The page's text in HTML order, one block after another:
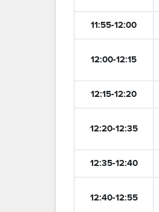
11:55-12:00
12:00-12:15
12:15-12:20
12:20-12:35
12:35-12:40
12:40-12:55